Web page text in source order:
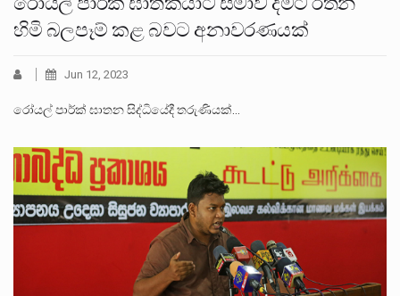
හිමි බලපෑම් කළ බවට අනාවරණයක්
Jun 12, 2023
රෝයල් පාර්ක් ඝාතන සිද්ධියේදී තරුණියක්…